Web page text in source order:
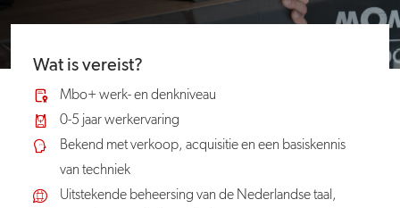
Wat is vereist?
Mbo+ werk- en denkniveau
0-5 jaar werkervaring
Bekend met verkoop, acquisitie en een basiskennis
van techniek
Uitstekende beheersing van de Nederlandse taal,